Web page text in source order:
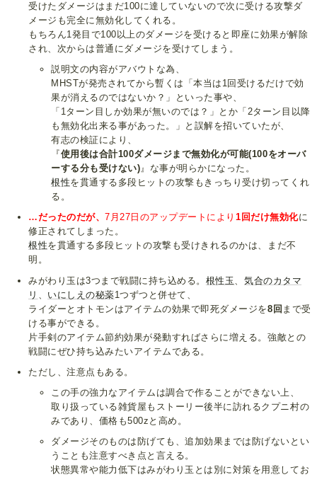
受けたダメージはまだ100に達していないので次に受ける攻撃ダ
メージも完全に無効化してくれる。
もちろん1発目で100以上のダメージを受けると即座に効果が解除
され、次からは普通にダメージを受けてしまう。
説明文の内容がアバウトな為、
MHSTが発売されてから暫くは「本当は1回受けるだけで効
果が消えるのではないか？」といった事や、
「1ターン目しか効果が無いのでは？」とか「2ターン目以降
も無効化出来る事があった。」と誤解を招いていたが、
有志の検証により、
『使用後は合計100ダメージまで無効化が可能(100をオーバ
ーする分も受けない)』な事が明らかになった。
根性を貫通する多段ヒットの攻撃もきっちり受け切ってくれ
る。
…だったのだが、7月27日のアップデートにより 1回だけ無効化に
修正されてしまった。
根性を貫通する多段ヒットの攻撃も受けきれるのかは、まだ不
明。
みがわり玉は3つまで戦闘に持ち込める。 根性玉
気合のカタマ
リ
いにしえの秘薬1つずつと併せて、
ライダーとオトモンはアイテムの効果で即死ダメージを8回 まで受
ける事ができる。
片手剣のアイテム節約効果が発動すればさらに増える。強敵との
戦闘にぜひ持ち込みたいアイテムである。
ただし、注意点もある。
この手の強力なアイテムは調合で作ることができない上、
取り扱っている雑貨屋もストーリー後半に訪れるクプニ村の
みであり、価格も500zと高め。
ダメージそのものは防げても、追加効果までは防げないとい
うことも注意すべき点と言える。
状態異常や能力低下はみがわり玉とは別に対策を用意してお